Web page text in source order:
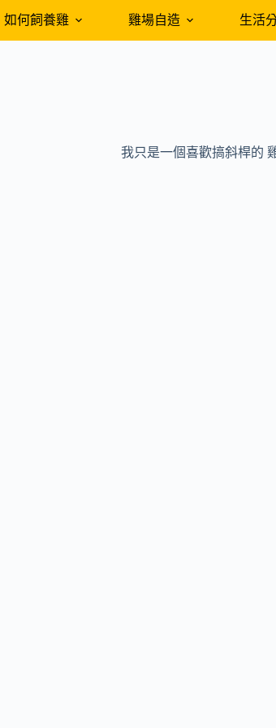
如何飼養雞 雞場自造 生活
我只是一個喜歡搞斜桿的